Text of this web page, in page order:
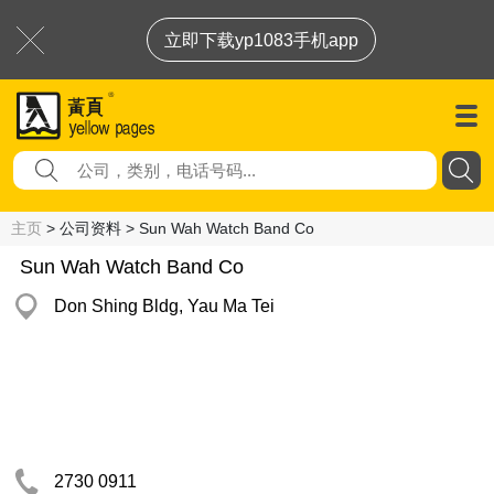
立即下载yp1083手机app
主页 > 公司资料 > Sun Wah Watch Band Co
Sun Wah Watch Band Co
Don Shing Bldg, Yau Ma Tei
2730 0911